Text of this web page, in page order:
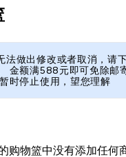
法做出修改或者取消，请
金额满588元即可免除邮
时停止使用，望您理解
购物篮中没有添加任何